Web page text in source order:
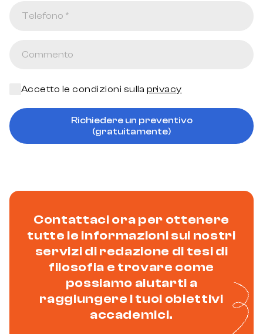
Accetto le condizioni sullaprivacy
Richiedere un preventivo
(gratuitamente)
Contattaci ora per ottenere
tutte le informazioni sui nostri
servizi di redazione di tesi di
filosofia e trovare come
possiamo aiutarti a
raggiungere i tuoi obiettivi
accademici.